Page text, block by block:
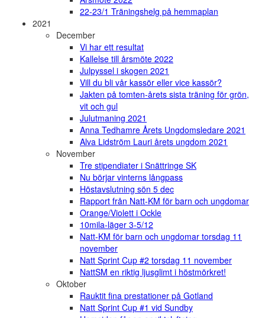
22-23/1 Träningshelg på hemmaplan
2021
December
Vi har ett resultat
Kallelse till årsmöte 2022
Julpyssel i skogen 2021
Vill du bli vår kassör eller vice kassör?
Jakten på tomten-årets sista träning för grön,
vit och gul
Julutmaning 2021
Anna Tedhamre Årets Ungdomsledare 2021
Alva Lidström Lauri årets ungdom 2021
November
Tre stipendiater i Snättringe SK
Nu börjar vinterns långpass
Höstavslutning sön 5 dec
Rapport från Natt-KM för barn och ungdomar
Orange/Violett i Ockle
10mila-läger 3-5/12
Natt-KM för barn och ungdomar torsdag 11
november
Natt Sprint Cup #2 torsdag 11 november
NattSM en riktig ljusglimt i höstmörkret!
Oktober
Rauktit fina prestationer på Gotland
Natt Sprint Cup #1 vid Sundby